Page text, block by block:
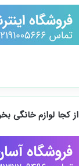
از کجا لوازم خانگی